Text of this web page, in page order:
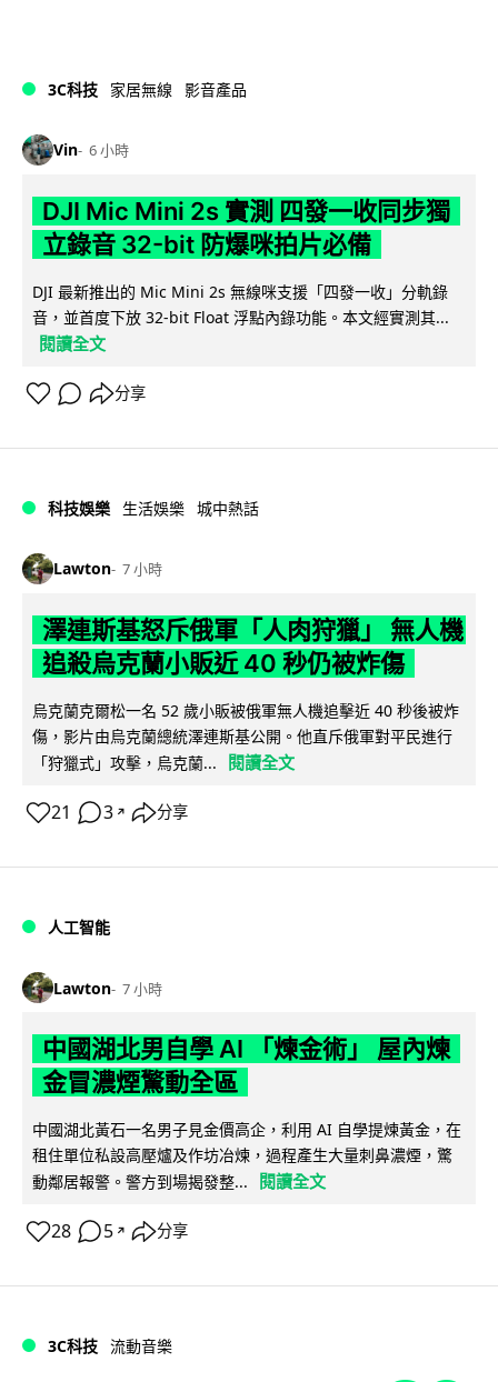
3C科技 家居無線 影音產品
Vin 6 小時
DJI Mic Mini 2s 實測 四發一收同步獨
立錄音 32-bit 防爆咪拍片必備
DJI 最新推出的 Mic Mini 2s 無線咪支援「四發一收」分軌錄
音，並首度下放 32-bit Float 浮點內錄功能。本文經實測其...
閱讀全文
分享
科技娛樂 生活娛樂 城中熱話
Lawton 7 小時
澤連斯基怒斥俄軍「人肉狩獵」 無人機
追殺烏克蘭小販近 40 秒仍被炸傷
烏克蘭克爾松一名 52 歲小販被俄軍無人機追擊近 40 秒後被炸
傷，影片由烏克蘭總統澤連斯基公開。他直斥俄軍對平民進行
「狩獵式」攻擊，烏克蘭...
閱讀全文
21 3 ↗ 分享
人工智能
Lawton 7 小時
中國湖北男自學 AI 「煉金術」 屋內煉
金冒濃煙驚動全區
中國湖北黃石一名男子見金價高企，利用 AI 自學提煉黃金，在
租住單位私設高壓爐及作坊冶煉，過程產生大量刺鼻濃煙，驚
動鄰居報警。警方到場揭發整...
閱讀全文
28 5 ↗ 分享
3C科技 流動音樂